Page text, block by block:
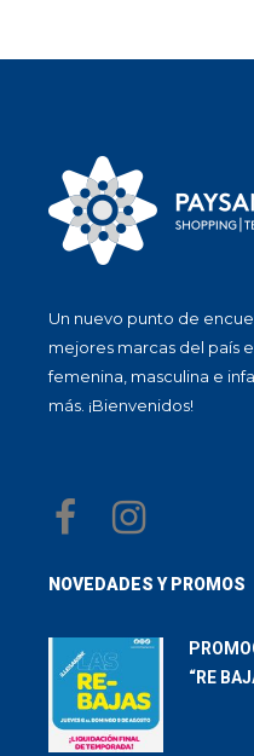
Un nuevo punto de
mejores marcas del país
femenina, masculina e
más. ¡Bienvenidos!
NOVEDADES Y PROMOS
“RE